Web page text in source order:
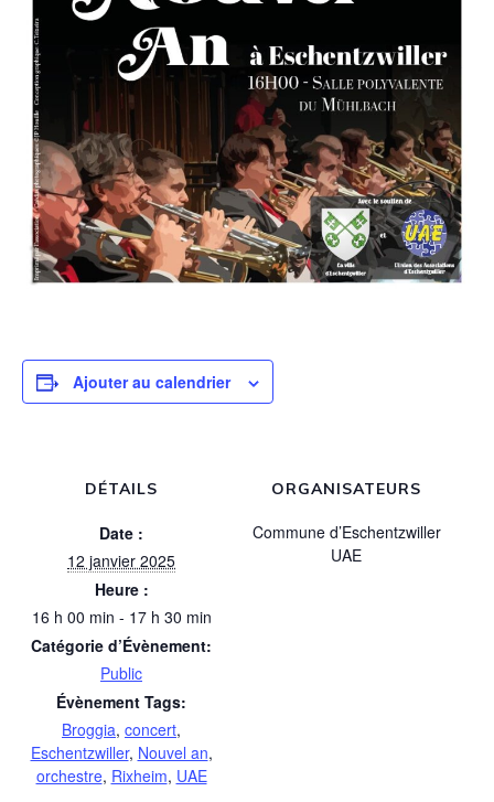
Ajouter au calendrier
DÉTAILS
Date :
12 janvier 2025
Heure :
16 h 00 min - 17 h 30 min
Catégorie d’Évènement:
Public
Évènement Tags:
Broggia, concert,
Eschentzwiller, Nouvel an,
orchestre, Rixheim, UAE
ORGANISATEURS
Commune d’Eschentzwiller
UAE